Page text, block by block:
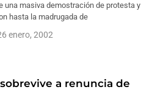
una masiva demostración de protesta y
hasta la madrugada de
enero, 2002
a renuncia de